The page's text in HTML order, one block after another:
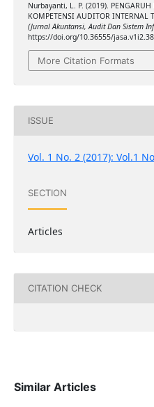
Nurbayanti, L. P. (2019). PENGARUH
KOMPETENSI AUDITOR INTERNAL
(Jurnal Akuntansi, Audit Dan Sistem
https://doi.org/10.36555/
More Citation Formats
ISSUE
Vol. 1 No. 2 (2017): Vol.1
SECTION
Articles
CITATION CHECK
Similar Articles